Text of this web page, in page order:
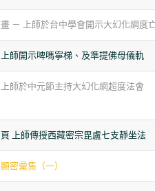
畫 － 上師於台中學會開示大幻化網度
上師開示啤嗎寧梯、及準提佛母儀軌
上師於中元節主持大幻化網超度法會
頁 上師傳授西藏密宗毘盧七支靜坐法
顯密彙集（一）